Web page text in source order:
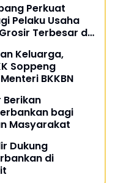
Perkuat
Pelaku Usaha
Terbesar di
Keluarga,
Soppeng
BKKBN
Berikan
bagi
Masyarakat
Dukung
di